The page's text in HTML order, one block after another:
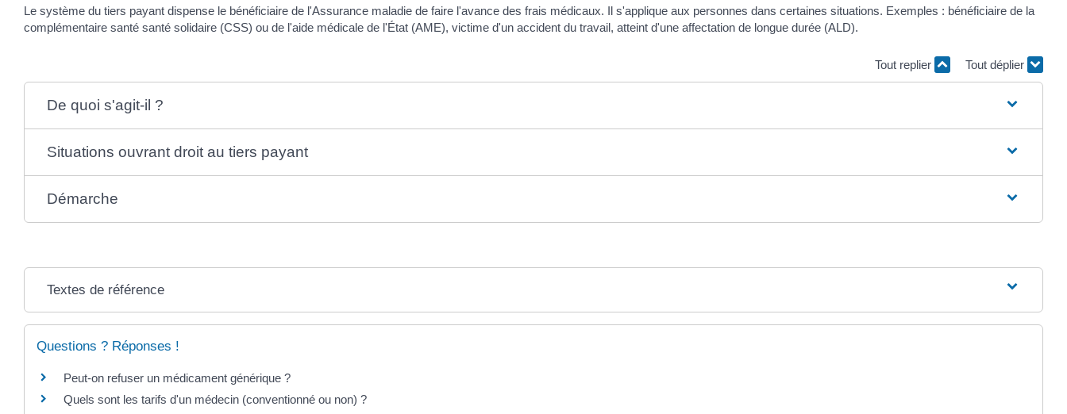
Le système du tiers payant dispense le bénéficiaire de l'Assurance maladie de faire l'avance des frais médicaux. Il s'applique aux personnes dans certaines situations. Exemples : bénéficiaire de la
complémentaire santé santé solidaire (CSS) ou de l'aide médicale de l'État (AME), victime d'un accident du travail, atteint d'une affectation de longue durée (ALD).
Tout replier Tout déplier
De quoi s'agit-il ?
Situations ouvrant droit au tiers payant
Démarche
Textes de référence
Questions ? Réponses !
Peut-on refuser un médicament générique ?
Quels sont les tarifs d'un médecin (conventionné ou non) ?